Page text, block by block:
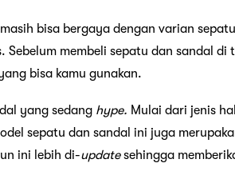
bisa bergaya dengan varian
membeli sepatu dan sandal di
bisa kamu gunakan.
yang sedang hype. Mulai dari jenis
sepatu dan sandal ini juga
ini lebih di-updatesehingga